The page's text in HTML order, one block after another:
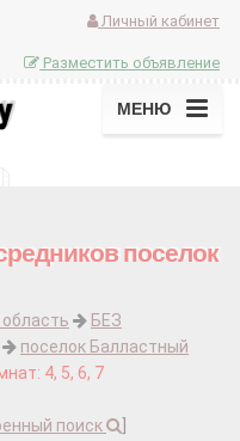
Личный кабинет
Разместить объявление
МЕНЮ
поселок
БЕЗ
поселок Балластный
4, 5, 6, 7
поиск